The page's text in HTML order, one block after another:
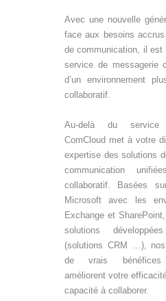
Avec une nouvelle
face aux besoins
de communication, il est
service de messagerie
d’un environnement
collaboratif.
Au-delà du service
ComCloud met à votre
expertise des solutions
communication
collaboratif. Basées
Microsoft avec les
Exchange et
solutions
(solutions CRM …),
de vrais bénéfices
améliorent votre
capacité à collaborer.